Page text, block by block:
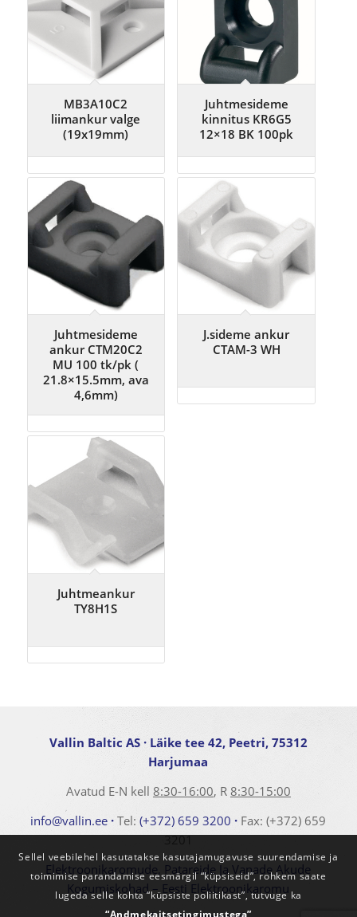
MB3A10C2
liimankur valge
(19x19mm)
Juhtmesideme
kinnitus KR6G5
12×18 BK 100pk
Juhtmesideme
ankur CTM20C2
MU 100 tk/pk (
21.8×15.5mm, ava
4,6mm)
J.sideme ankur
CTAM-3 WH
Juhtmeankur
TY8H1S
Vallin Baltic AS · Läike tee 42, Peetri, 75312
Harjumaa
Avatud E-N kell 8:30-16:00, R 8:30-15:00
info@vallin.ee · Tel:(+372) 659 3200 · Fax: (+372) 659
3201
Elektroonikaromude, Patareide Ja Vanade Akude
Kogumiskohad – Eesti Elektroonikaromu
Sellel veebilehel kasutatakse kasutajamugavuse suurendamise ja
toimimise parandamise eesmärgil “küpsiseid”, rohkem saate
lugeda selle kohta “küpsiste poliitikast”, tutvuge ka